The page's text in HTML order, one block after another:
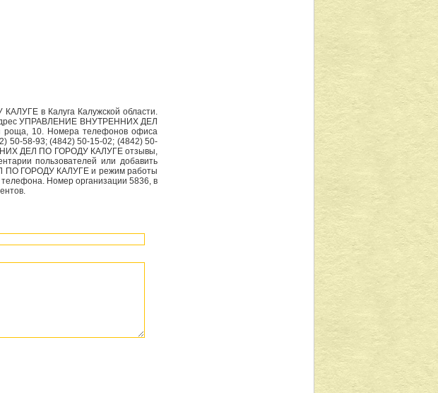
в Калуга Калужской области.
УПРАВЛЕНИЕ ВНУТРЕННИХ ДЕЛ
роща, 10. Номера телефонов офиса
58-93; (4842) 50-15-02; (4842) 50-
ДЕЛ ПО ГОРОДУ КАЛУГЕ отзывы,
пользователей или добавить
ГОРОДУ КАЛУГЕ и режим работы
Номер организации 5836, в